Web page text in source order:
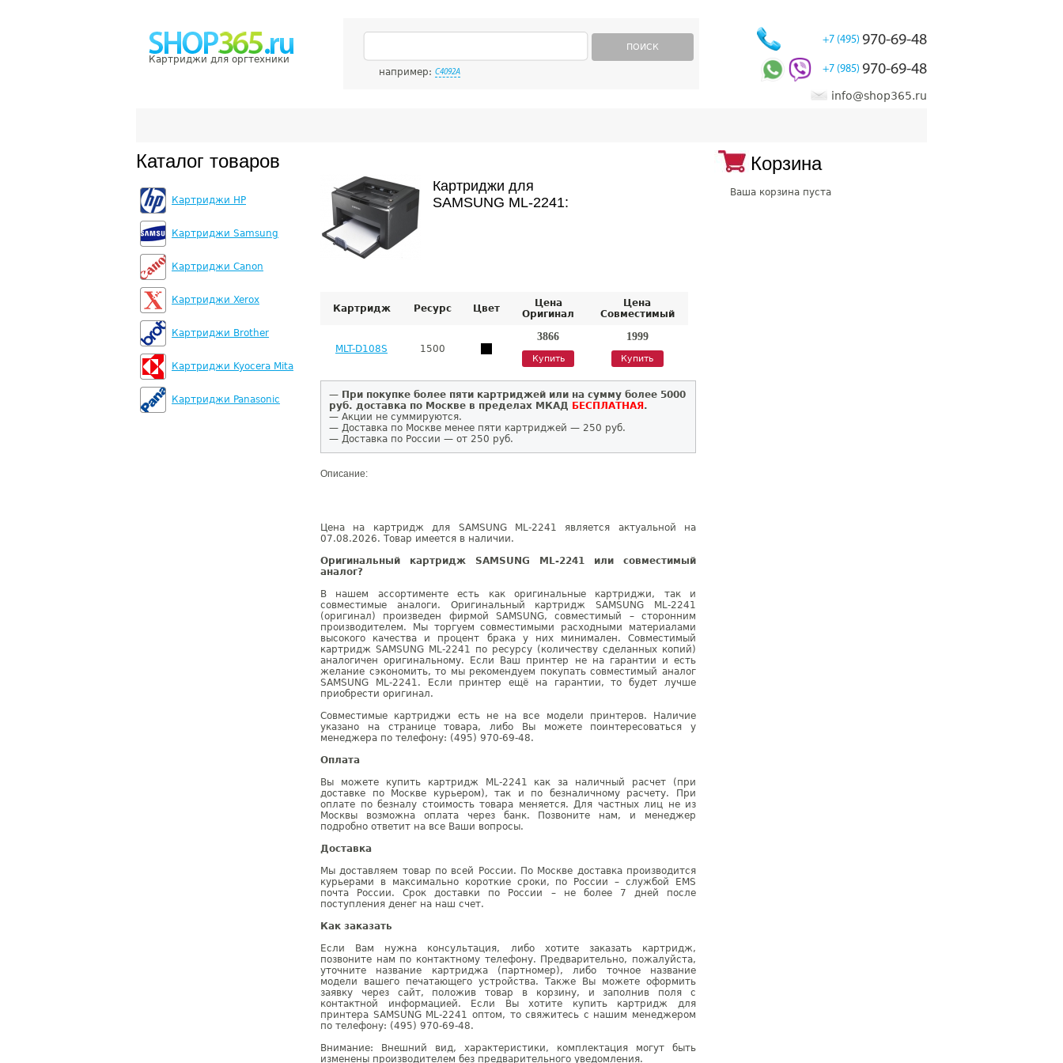
Картриджи для оргтехники
ПОИСК
например: C4092A
+7 (495) 970-69-48
+7 (985) 970-69-48
info@shop365.ru
Каталог товаров
Картриджи HP
Картриджи Samsung
Картриджи Canon
Картриджи Xerox
Картриджи Brother
Картриджи Kyocera Mita
Картриджи Panasonic
Картриджи для
SAMSUNG ML-2241:
Картридж Ресурс Цвет
Цена
Оригинал
Цена
Совместимый
MLT-D108S 1500
3866
Купить
1999
Купить
— При покупке более пяти картриджей или на сумму более 5000
руб. доставка по Москве в пределах МКАД БЕСПЛАТНАЯ .
— Акции не суммируются.
— Доставка по Москве менее пяти картриджей — 250 руб.
— Доставка по России — от 250 руб.
Описание:
Цена на картридж для SAMSUNG ML-2241 является актуальной на
07.08.2026. Товар имеется в наличии.
Оригинальный картридж SAMSUNG ML-2241 или совместимый
аналог?
В нашем ассортименте есть как оригинальные картриджи, так и
совместимые аналоги. Оригинальный картридж SAMSUNG ML-2241
(оригинал) произведен фирмой SAMSUNG, совместимый – сторонним
производителем. Мы торгуем совместимыми расходными материалами
высокого качества и процент брака у них минимален. Совместимый
картридж SAMSUNG ML-2241 по ресурсу (количеству сделанных копий)
аналогичен оригинальному. Если Ваш принтер не на гарантии и есть
желание сэкономить, то мы рекомендуем покупать совместимый аналог
SAMSUNG ML-2241. Если принтер ещё на гарантии, то будет лучше
приобрести оригинал.
Совместимые картриджи есть не на все модели принтеров. Наличие
указано на странице товара, либо Вы можете поинтересоваться у
менеджера по телефону: (495) 970-69-48.
Оплата
Вы можете купить картридж ML-2241 как за наличный расчет (при
доставке по Москве курьером), так и по безналичному расчету. При
оплате по безналу стоимость товара меняется. Для частных лиц не из
Москвы возможна оплата через банк. Позвоните нам, и менеджер
подробно ответит на все Ваши вопросы.
Доставка
Мы доставляем товар по всей России. По Москве доставка производится
курьерами в максимально короткие сроки, по России – службой EMS
почта России. Срок доставки по России – не более 7 дней после
поступления денег на наш счет.
Как заказать
Если Вам нужна консультация, либо хотите заказать картридж,
позвоните нам по контактному телефону. Предварительно, пожалуйста,
уточните название картриджа (партномер), либо точное название
модели вашего печатающего устройства. Также Вы можете оформить
заявку через сайт, положив товар в корзину, и заполнив поля с
контактной информацией. Если Вы хотите купить картридж для
принтера SAMSUNG ML-2241 оптом, то свяжитесь с нашим менеджером
по телефону: (495) 970-69-48.
Внимание: Внешний вид, характеристики, комплектация могут быть
изменены производителем без предварительного уведомления.
Корзина
Ваша корзина пуста